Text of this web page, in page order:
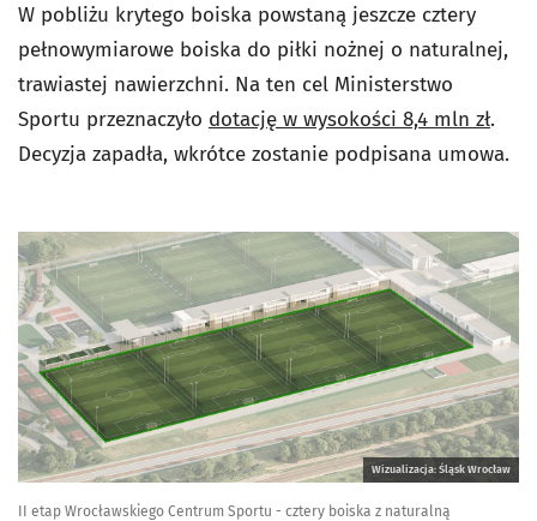
W pobliżu krytego boiska powstaną jeszcze cztery
pełnowymiarowe boiska do piłki nożnej o naturalnej,
trawiastej nawierzchni. Na ten cel Ministerstwo
Sportu przeznaczyło dotację w wysokości 8,4 mln zł.
Decyzja zapadła, wkrótce zostanie podpisana umowa.
Wizualizacja: Śląsk Wrocław
II etap Wrocławskiego Centrum Sportu - cztery boiska z naturalną